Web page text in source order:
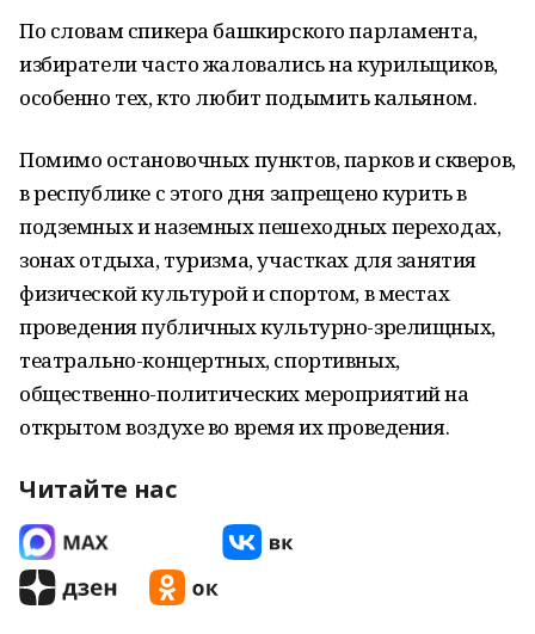
По словам спикера башкирского парламента,
избиратели часто жаловались на курильщиков,
особенно тех, кто любит подымить кальяном.
Помимо остановочных пунктов, парков и скверов,
в республике с этого дня запрещено курить в
подземных и наземных пешеходных переходах,
зонах отдыха, туризма, участках для занятия
физической культурой и спортом, в местах
проведения публичных культурно-зрелищных,
театрально-концертных, спортивных,
общественно-политических мероприятий на
открытом воздухе во время их проведения.
Читайте нас